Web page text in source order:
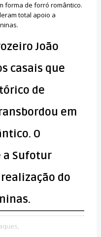
forma de forró romântico.
total apoio a
João
casais que
de
em
O
a Sufotur
do